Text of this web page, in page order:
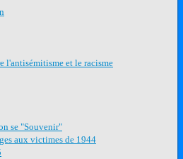
l'antisémitisme et le racisme
se "Souvenir"
aux victimes de 1944